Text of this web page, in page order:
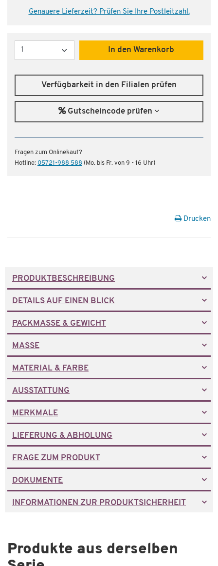
Genauere Lieferzeit? Prüfen Sie Ihre Postleitzahl.
Menge
In den Warenkorb
Verfügbarkeit in den Filialen prüfen
Gutscheincode prüfen
Fragen zum Onlinekauf?
Hotline: 05721-988 588 (Mo. bis Fr. von 9 - 16 Uhr)
Drucken
PRODUKTBESCHREIBUNG
DETAILS AUF EINEN BLICK
PACKMASSE & GEWICHT
MASSE
MATERIAL & FARBE
AUSSTATTUNG
MERKMALE
LIEFERUNG & ABHOLUNG
FRAGE ZUM PRODUKT
DOKUMENTE
INFORMATIONEN ZUR PRODUKTSICHERHEIT
Produkte aus derselben